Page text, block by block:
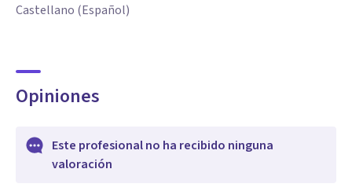
Castellano (Español)
Opiniones
Este profesional no ha recibido ninguna
valoración